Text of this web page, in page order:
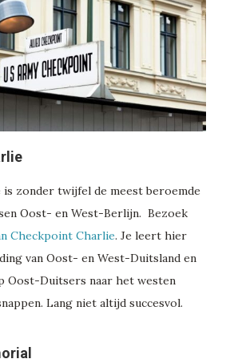
zonder twijfel de meest beroemde
Oost- en West-Berlijn. Bezoek
Checkpoint Charlie. Je leert hier
van Oost- en West-Duitsland en
Oost-Duitsers naar het westen
Lang niet altijd succesvol.